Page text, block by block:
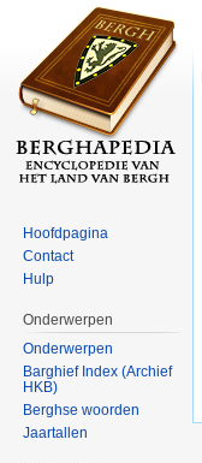
Hoofdpagina
Contact
Hulp
Onderwerpen
Onderwerpen
Barghief Index (Archief
HKB)
Berghse woorden
Jaartallen